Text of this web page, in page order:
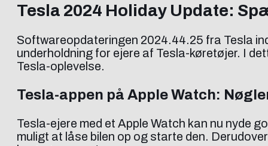
Tesla 2024 Holiday Update:
Softwareopdateringen 2024.44.25 fra Tesla
underholdning for ejere af Tesla-køretøjer. I
Tesla-oplevelse.
Tesla-appen på Apple Watch:
Tesla-ejere med et Apple Watch kan nu nyde
muligt at låse bilen op og starte den.